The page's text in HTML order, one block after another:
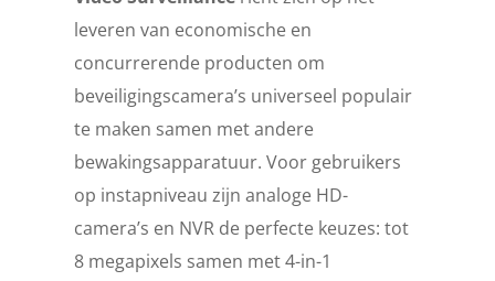
leveren van economische en
concurrerende producten om
beveiligingscamera’s universeel populair
te maken samen met andere
bewakingsapparatuur. Voor gebruikers
op instapniveau zijn analoge HD-
camera’s en NVR de perfecte keuzes: tot
8 megapixels samen met 4-in-1